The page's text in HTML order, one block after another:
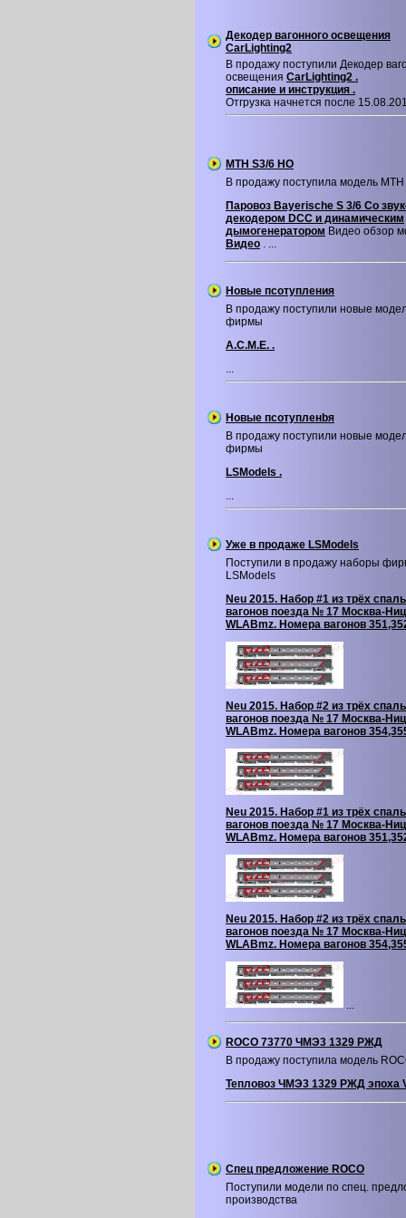
Декодер вагонного освещения
CarLighting2
В продажу поступили Декодер
освещения CarLighting2 .
описание и инструкция .
Отгрузка начнется после
MTH S3/6 HO
В продажу поступила модель MTH
Паровоз Bayerische S 3/6 Со
декодером DCC и динамическим
дымогенератором Видео обзор
Видео . ...
Новые псотупления
В продажу поступили новые
фирмы
A.C.M.E. .
...
Новые псотупленbя
В продажу поступили новые
фирмы
LSModels .
...
Уже в продаже LSModels
Поступили в продажу наборы
LSModels
Neu 2015. Набор #1 из трёх
вагонов поезда № 17 Москва-
WLABmz. Номера вагонов
Neu 2015. Набор #2 из трёх
вагонов поезда № 17 Москва-
WLABmz. Номера вагонов
Neu 2015. Набор #1 из трёх
вагонов поезда № 17 Москва-
WLABmz. Номера вагонов
Neu 2015. Набор #2 из трёх
вагонов поезда № 17 Москва-
WLABmz. Номера вагонов
ROCO 73770 ЧМЭ3 1329 РЖД
В продажу поступила модель
Тепловоз ЧМЭ3 1329 РЖД эпоха
Спец предложение ROCO
Поступили модели по спец.
производства